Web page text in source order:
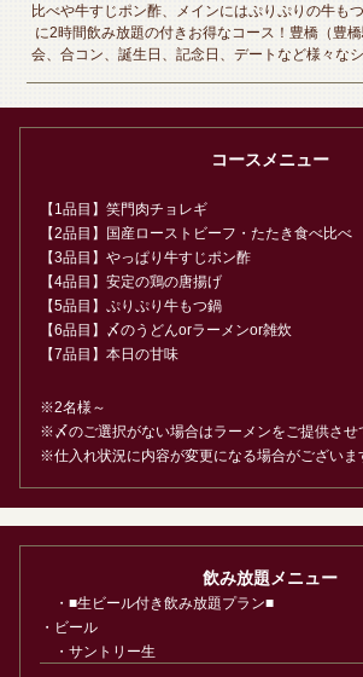
比べや牛すじポン酢、メインにはぷりぷりの牛も
に2時間飲み放題の付きお得なコース！豊橋（豊
会、合コン、誕生日、記念日、デートなど様々な
コースメニュー
【1品目】笑門肉チョレギ
【2品目】国産ローストビーフ・たたき食べ比べ
【3品目】やっぱり牛すじポン酢
【4品目】安定の鶏の唐揚げ
【5品目】ぷりぷり牛もつ鍋
【6品目】〆のうどんorラーメンor雑炊
【7品目】本日の甘味
※2名様～
※〆のご選択がない場合はラーメンをご提供させ
※仕入れ状況に内容が変更になる場合がございま
飲み放題メニュー
・■生ビール付き飲み放題プラン■
・ビール
・サントリー生
この店舗情報をシェア
鍋宴会人気No.1！『鍋奉行でも談笑門コ
時間飲み放題5500円→4500円 | 【個室完
み放題 サムギョプサル SHOUMON‐笑門‐
愛知県豊橋市松葉町２－８－１リバティービル1